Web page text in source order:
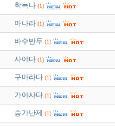
학늑나 (1)
마나라 (1)
바수반두 (1)
사야다 (1)
구마라다 (1)
가야사다 (1)
승가난제 (1)